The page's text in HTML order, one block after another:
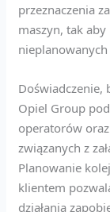
przeznaczenia
maszyn, tak aby
Doświadczenie,
Opiel Group
operatorów
związanych z
Planowanie
klientem
działania